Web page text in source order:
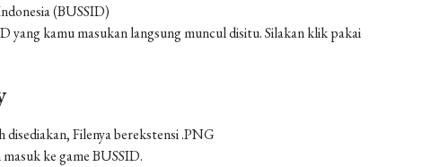
(BUSSID)
yang kamu masukan langsung muncul disitu. Silakan klik pakai
Filenya berekstensi .PNG
ke game BUSSID.